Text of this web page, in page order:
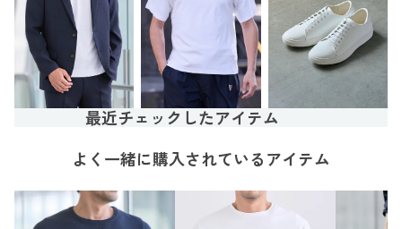
最近チェックしたアイテム
よく一緒に購入されているアイテム